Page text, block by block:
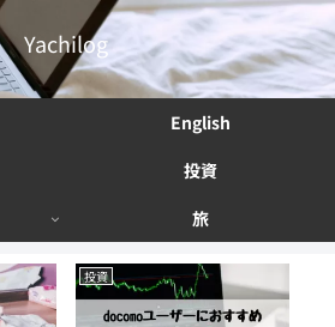
Yachilog
English
投資
旅
投資